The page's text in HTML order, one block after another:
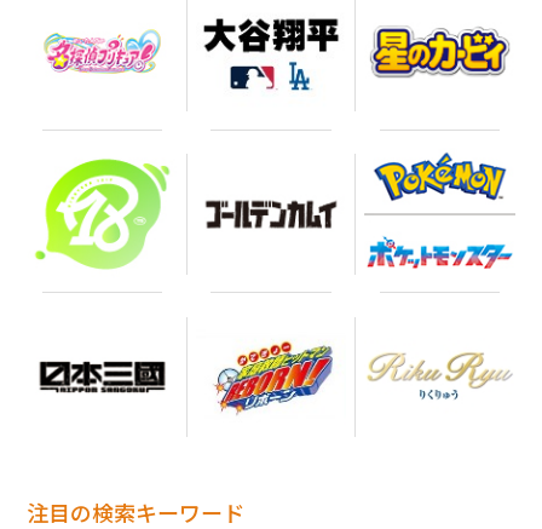
注目の検索キーワード